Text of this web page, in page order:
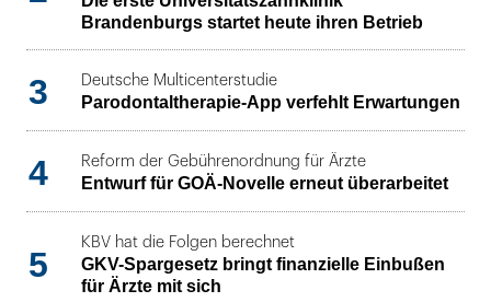
Brandenburgs startet heute ihren Betrieb
3 Deutsche Multicenterstudie
Parodontaltherapie-App verfehlt Erwartungen
4 Reform der Gebührenordnung für Ärzte
Entwurf für GOÄ-Novelle erneut überarbeitet
5
KBV hat die Folgen berechnet
GKV-Spargesetz bringt finanzielle Einbußen
für Ärzte mit sich